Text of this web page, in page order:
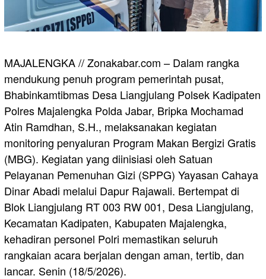
MAJALENGKA // Zonakabar.com – Dalam rangka
mendukung penuh program pemerintah pusat,
Bhabinkamtibmas Desa Liangjulang Polsek Kadipaten
Polres Majalengka Polda Jabar, Bripka Mochamad
Atin Ramdhan, S.H., melaksanakan kegiatan
monitoring penyaluran Program Makan Bergizi Gratis
(MBG). Kegiatan yang diinisiasi oleh Satuan
Pelayanan Pemenuhan Gizi (SPPG) Yayasan Cahaya
Dinar Abadi melalui Dapur Rajawali. Bertempat di
Blok Liangjulang RT 003 RW 001, Desa Liangjulang,
Kecamatan Kadipaten, Kabupaten Majalengka,
kehadiran personel Polri memastikan seluruh
rangkaian acara berjalan dengan aman, tertib, dan
lancar. Senin (18/5/2026).